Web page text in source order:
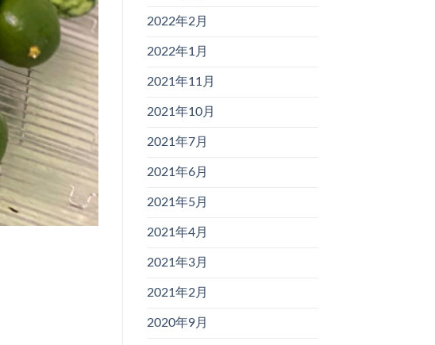
2022年2月
2022年1月
2021年11月
2021年10月
2021年7月
2021年6月
2021年5月
2021年4月
2021年3月
2021年2月
2020年9月